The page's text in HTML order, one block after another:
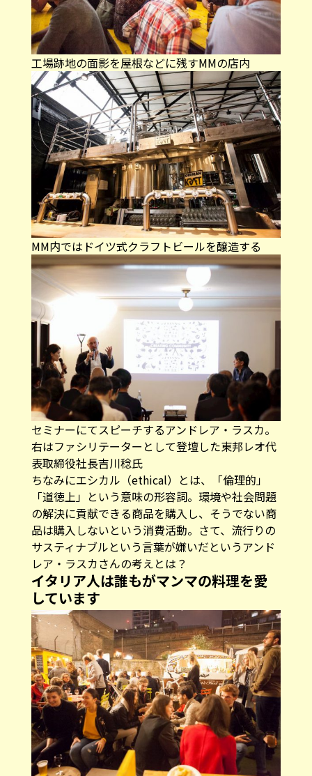
工場跡地の面影を屋根などに残すMMの店内
MM内ではドイツ式クラフトビールを醸造する
セミナーにてスピーチするアンドレア・ラスカ。
右はファシリテーターとして登壇した東邦レオ代
表取締役社長吉川稔氏
ちなみにエシカル（ethical）とは、「倫理的」
「道徳上」という意味の形容詞。環境や社会問題
の解決に貢献できる商品を購入し、そうでない商
品は購入しないという消費活動。さて、流行りの
サスティナブルという言葉が嫌いだというアンド
レア・ラスカさんの考えとは？
イタリア人は誰もがマンマの料理を愛
しています